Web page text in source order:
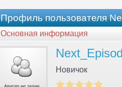
Профиль пользователя
Основная информация
Новичок